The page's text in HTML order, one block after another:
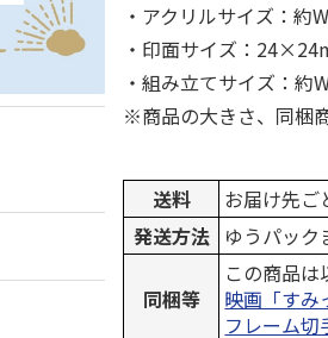
・アクリルサイズ：
・印面サイズ：
・組み立てサイズ：
※商品の大きさ、同梱
送料
お届け先ご
発送方法 ゆうパック
同梱等
この商品は
映画「すみ
フレーム切